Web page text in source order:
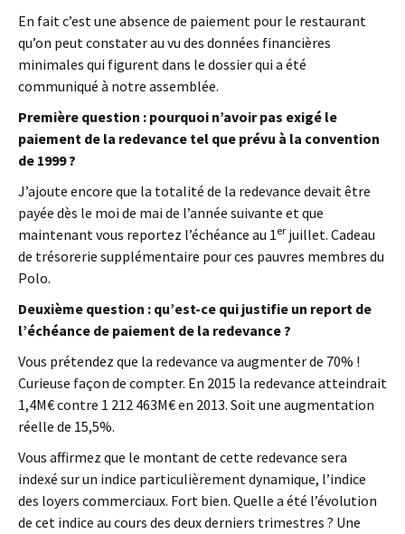
En fait c’est une absence de paiement pour le restaurant
qu’on peut constater au vu des données financières
minimales qui figurent dans le dossier qui a été
communiqué à notre assemblée.
Première question : pourquoi n’avoir pas exigé le
paiement de la redevance tel que prévu à la convention
de 1999 ?
J’ajoute encore que la totalité de la redevance devait être
payée dès le moi de mai de l’année suivante et que
maintenant vous reportez l’échéance au 1er juillet. Cadeau
de trésorerie supplémentaire pour ces pauvres membres du
Polo.
Deuxième question : qu’est-ce qui justifie un report de
l’échéance de paiement de la redevance ?
Vous prétendez que la redevance va augmenter de 70% !
Curieuse façon de compter. En 2015 la redevance atteindrait
1,4M€ contre 1 212 463M€ en 2013. Soit une augmentation
réelle de 15,5%.
Vous affirmez que le montant de cette redevance sera
indexé sur un indice particulièrement dynamique, l’indice
des loyers commerciaux. Fort bien. Quelle a été l’évolution
de cet indice au cours des deux derniers trimestres ? Une